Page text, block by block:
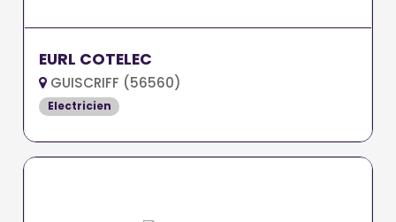
EURL COTELEC
GUISCRIFF (56560)
Electricien